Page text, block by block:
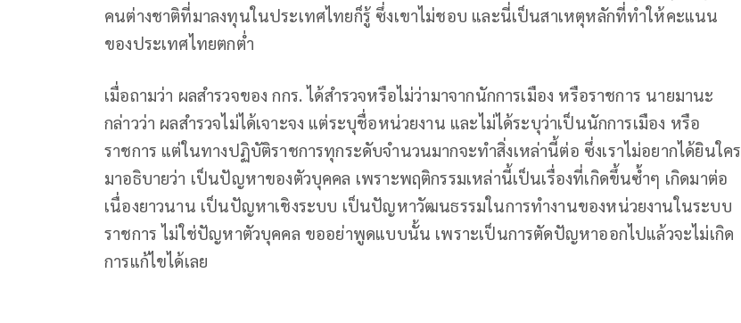
คนต่างชาติที่มาลงทุนในประเทศไทยก็รู้ ซึ่งเขาไม่ชอบ และนี่เป็นสาเหตุหลักที่ทำให้คะแนน
ของประเทศไทยตกต่ำ
เมื่อถามว่า ผลสำรวจของ กกร. ได้สำรวจหรือไม่ว่ามาจากนักการเมือง หรือราชการ นายมานะ
กล่าวว่า ผลสำรวจไม่ได้เจาะจง แต่ระบุชื่อหน่วยงาน และไม่ได้ระบุว่าเป็นนักการเมือง หรือ
ราชการ แต่ในทางปฏิบัติราชการทุกระดับจำนวนมากจะทำสิ่งเหล่านี้ต่อ ซึ่งเราไม่อยากได้ยินใคร
มาอธิบายว่า เป็นปัญหาของตัวบุคคล เพราะพฤติกรรมเหล่านี้เป็นเรื่องที่เกิดขึ้นซ้ำๆ เกิดมาต่อ
เนื่องยาวนาน เป็นปัญหาเชิงระบบ เป็นปัญหาวัฒนธรรมในการทำงานของหน่วยงานในระบบ
ราชการ ไม่ใช่ปัญหาตัวบุคคล ขออย่าพูดแบบนั้น เพราะเป็นการตัดปัญหาออกไปแล้วจะไม่เกิด
การแก้ไขได้เลย